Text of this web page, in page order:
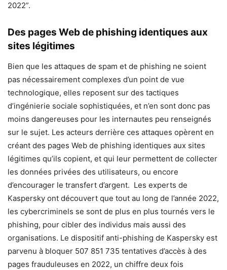
2022”.
Des pages Web de phishing identiques aux
sites légitimes
Bien que les attaques de spam et de phishing ne soient
pas nécessairement complexes d’un point de vue
technologique, elles reposent sur des tactiques
d’ingénierie sociale sophistiquées, et n’en sont donc pas
moins dangereuses pour les internautes peu renseignés
sur le sujet. Les acteurs derrière ces attaques opèrent en
créant des pages Web de phishing identiques aux sites
légitimes qu’ils copient, et qui leur permettent de collecter
les données privées des utilisateurs, ou encore
d’encourager le transfert d’argent. Les experts de
Kaspersky ont découvert que tout au long de l’année 2022,
les cybercriminels se sont de plus en plus tournés vers le
phishing, pour cibler des individus mais aussi des
organisations. Le dispositif anti-phishing de Kaspersky est
parvenu à bloquer 507 851 735 tentatives d’accès à des
pages frauduleuses en 2022, un chiffre deux fois